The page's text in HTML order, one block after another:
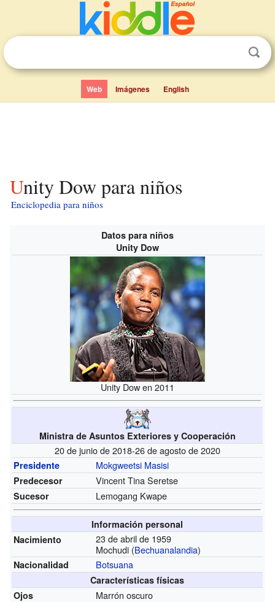
Web Imágenes English
Unity Dow para niños
Enciclopedia para niños
Datos para niños
Unity Dow
Unity Dow en 2011
Ministra de Asuntos Exteriores y Cooperación
20 de junio de 2018-26 de agosto de 2020
Presidente Mokgweetsi Masisi
Predecesor Vincent Tina Seretse
Sucesor Lemogang Kwape
Información personal
Nacimiento
23 de abril de 1959
Mochudi (Bechuanalandia)
Nacionalidad Botsuana
Características físicas
Ojos
Marrón oscuro